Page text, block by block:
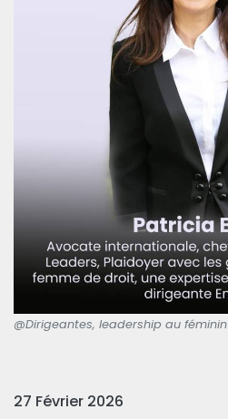
@Dirigeantes, leadership au féminin
27 Février 2026